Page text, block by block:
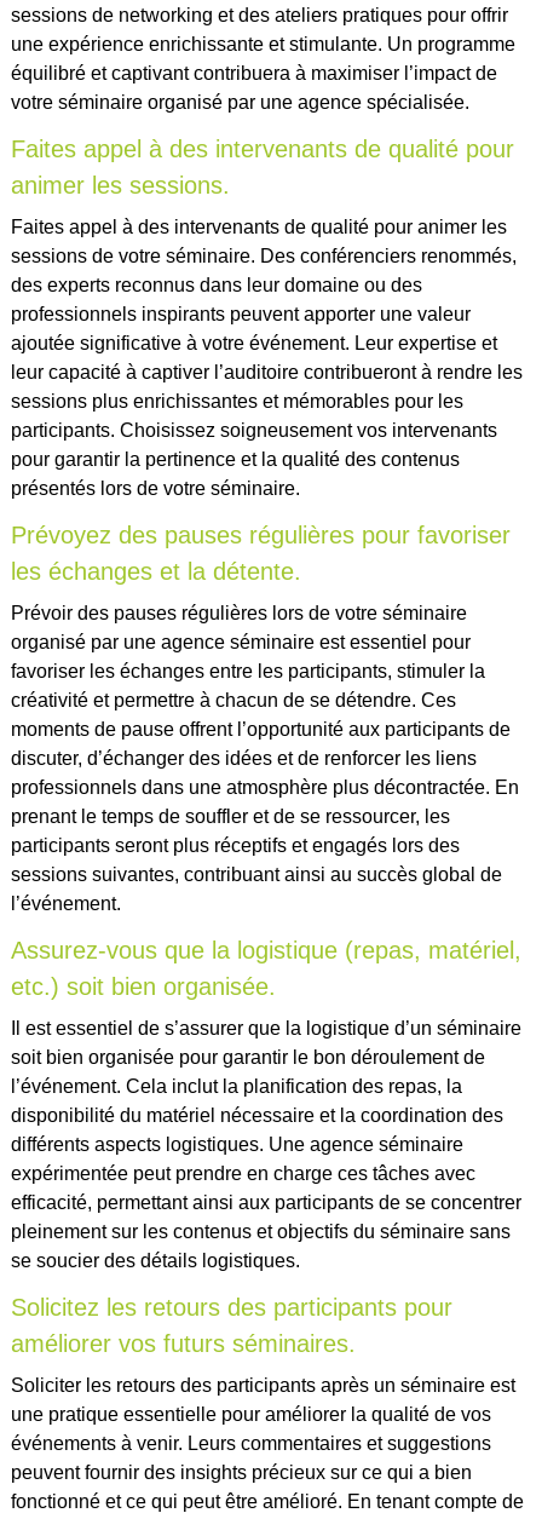
sessions de networking et des ateliers pratiques pour offrir
une expérience enrichissante et stimulante. Un programme
équilibré et captivant contribuera à maximiser l’impact de
votre séminaire organisé par une agence spécialisée.
Faites appel à des intervenants de qualité pour
animer les sessions.
Faites appel à des intervenants de qualité pour animer les
sessions de votre séminaire. Des conférenciers renommés,
des experts reconnus dans leur domaine ou des
professionnels inspirants peuvent apporter une valeur
ajoutée significative à votre événement. Leur expertise et
leur capacité à captiver l’auditoire contribueront à rendre les
sessions plus enrichissantes et mémorables pour les
participants. Choisissez soigneusement vos intervenants
pour garantir la pertinence et la qualité des contenus
présentés lors de votre séminaire.
Prévoyez des pauses régulières pour favoriser
les échanges et la détente.
Prévoir des pauses régulières lors de votre séminaire
organisé par une agence séminaire est essentiel pour
favoriser les échanges entre les participants, stimuler la
créativité et permettre à chacun de se détendre. Ces
moments de pause offrent l’opportunité aux participants de
discuter, d’échanger des idées et de renforcer les liens
professionnels dans une atmosphère plus décontractée. En
prenant le temps de souffler et de se ressourcer, les
participants seront plus réceptifs et engagés lors des
sessions suivantes, contribuant ainsi au succès global de
l’événement.
Assurez-vous que la logistique (repas, matériel,
etc.) soit bien organisée.
Il est essentiel de s’assurer que la logistique d’un séminaire
soit bien organisée pour garantir le bon déroulement de
l’événement. Cela inclut la planification des repas, la
disponibilité du matériel nécessaire et la coordination des
différents aspects logistiques. Une agence séminaire
expérimentée peut prendre en charge ces tâches avec
efficacité, permettant ainsi aux participants de se concentrer
pleinement sur les contenus et objectifs du séminaire sans
se soucier des détails logistiques.
Solicitez les retours des participants pour
améliorer vos futurs séminaires.
Soliciter les retours des participants après un séminaire est
une pratique essentielle pour améliorer la qualité de vos
événements à venir. Leurs commentaires et suggestions
peuvent fournir des insights précieux sur ce qui a bien
fonctionné et ce qui peut être amélioré. En tenant compte de